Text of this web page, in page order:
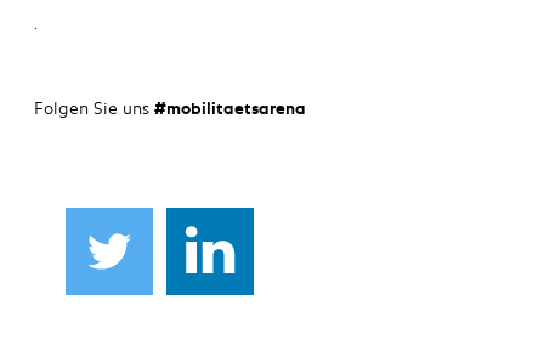
.
Folgen Sie uns #mobilitaetsarena